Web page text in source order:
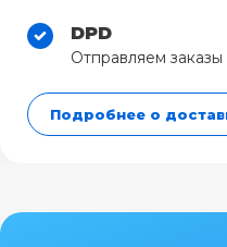
DPD
Отправляем
Подробнее о